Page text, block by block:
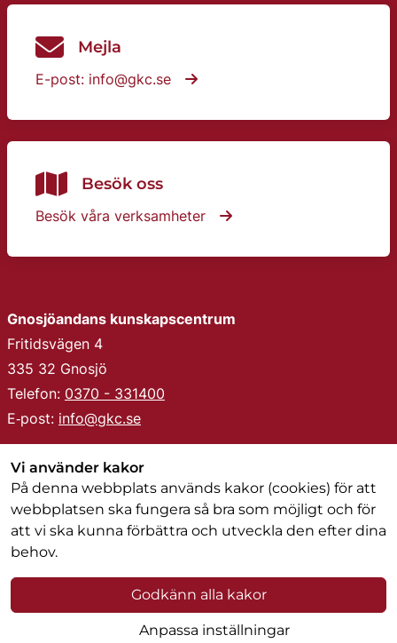
Vi använder kakor
På denna webbplats används kakor (cookies) för att
webbplatsen ska fungera så bra som möjligt och för
att vi ska kunna förbättra och utveckla den efter dina
behov.
Godkänn alla kakor
Anpassa inställningar
Mejla
E-post: info@gkc.se
Besök oss
Besök våra verksamheter
Gnosjöandans kunskapscentrum
Fritidsvägen 4
335 32 Gnosjö
Telefon: 0370 - 331400
E‑post: info@gkc.se
Tillgänglighet på gkc.se
Om kakor (cookies)